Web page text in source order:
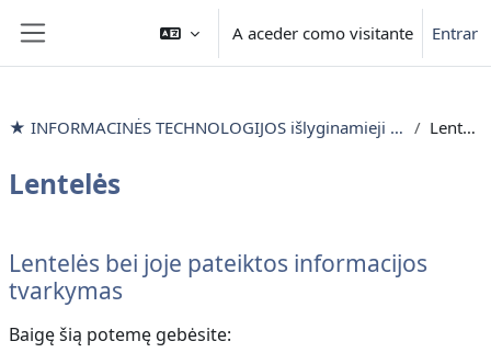
A aceder como visitante Entrar
★ INFORMACINĖS TECHNOLOGIJOS išlyginamieji mokymai Lentelės
Lentelės
Lista de secções
Lentelės bei joje pateiktos informacijos
tvarkymas
Baigę šią potemę gebėsite: